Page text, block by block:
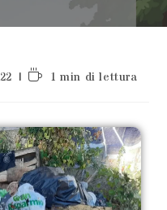
1 min di lettura